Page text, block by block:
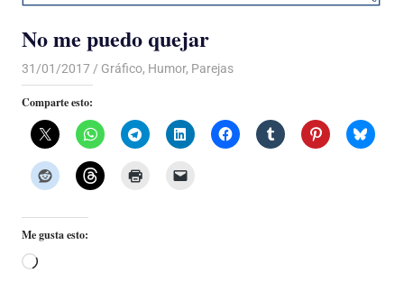
No me puedo quejar
31/01/2017 Luis Castellanos
Gráfico, Humor, Parejas
Comparte esto:
Me gusta esto:
Cargando...